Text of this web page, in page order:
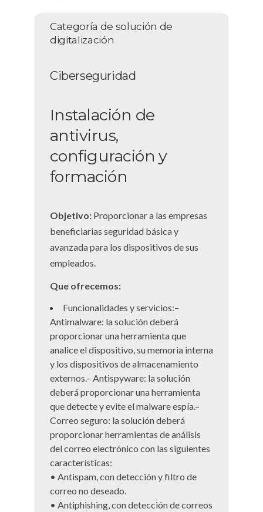
Categoría de solución de
digitalización
Ciberseguridad
Instalación de
antivirus,
configuración y
formación
Objetivo: Proporcionar a las empresas
beneficiarias seguridad básica y
avanzada para los dispositivos de sus
empleados.
Que ofrecemos:
Funcionalidades y servicios:–
Antimalware: la solución deberá
proporcionar una herramienta que
analice el dispositivo, su memoria interna
y los dispositivos de almacenamiento
externos.– Antispyware: la solución
deberá proporcionar una herramienta
que detecte y evite el malware espía.–
Correo seguro: la solución deberá
proporcionar herramientas de análisis
del correo electrónico con las siguientes
características:
• Antispam, con detección y filtro de
correo no deseado.
• Antiphishing, con detección de correos